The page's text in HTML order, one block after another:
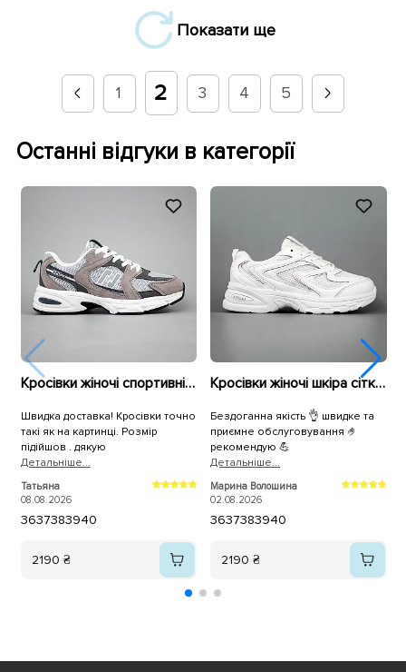
Показати ще
1 2 3 4 5
Останні відгуки в категорії
Кросівки жіночі спортивні сітка 594084 Сірі
Швидка доставка! Кросівки точно
такі як на картинці. Розмір
підійшов . дякую
Детальнiше...
Татьяна
08.08.2026
3637383940
2190 ₴
Кросівки жіночі шкіра сітка 594681 Білі
Бездоганна якість 👌 швидке та
приємне обслуговування 🤌
рекомендую 💪
Детальнiше...
Марина Волошина
02.08.2026
3637383940
2190 ₴